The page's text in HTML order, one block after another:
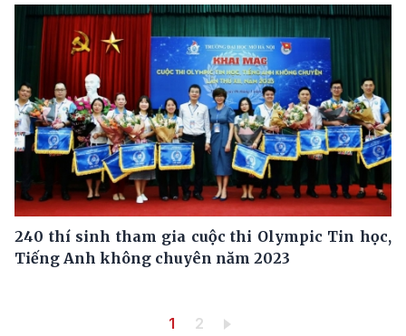
240 thí sinh tham gia cuộc thi Olympic Tin học,
Tiếng Anh không chuyên năm 2023
Trang hiện thời
1 Trang
2